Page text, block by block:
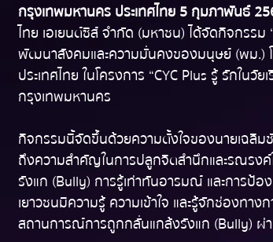
กรุงเทพมหานคร ประเทศไทย 5 กุมภาพันธ์
ไทย เอเยนต์ซีส์ จำกัด (มหาชน) ได้จัดกิจกรร
พัฒนาสังคมและความมั่นคงของมนุษย์ (พม.) โ
ประเทศไทย ในโครงการ “CYC Plus รู้ รักใน
กรุงเทพมหานคร
กิจกรรมนี้จัดขึ้นด้วยความตั้งใจของนายเฉลิ
ถึงความสำคัญในการปลูกจิตสำนึกและรณรงค์
รังแก  (Bully) การรู้เท่าทันอารมณ์ และการป้
เยาวชนมีความรู้ ความเข้าใจ และรู้จักช่องท
สถานการณ์การถูกกลั่นแกล้งรังแก (Bully) ผ่